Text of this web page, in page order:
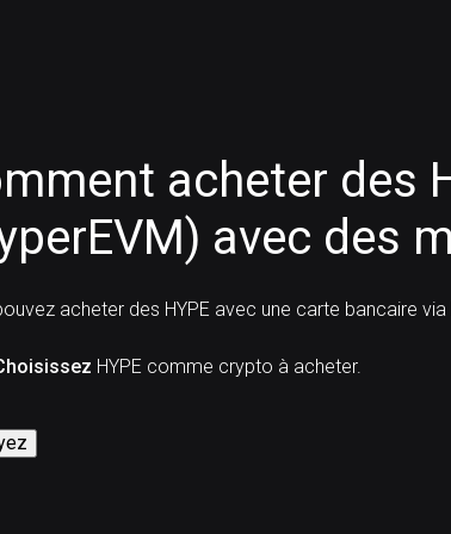
acheter des
avec des
acheter des HYPE avec une carte bancaire via
HYPE comme crypto à acheter.